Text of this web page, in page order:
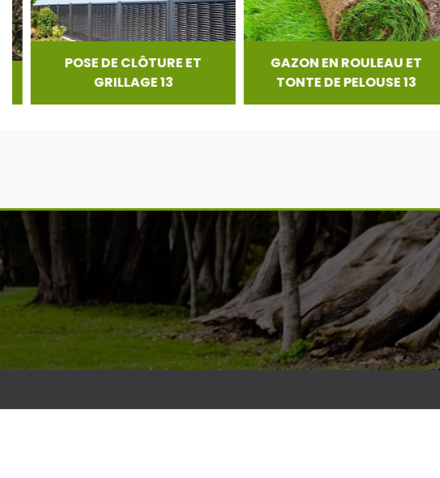
POSE DE CLÔTURE ET
GRILLAGE 13
GAZON EN ROULEAU ET
TONTE DE PELOUSE 13